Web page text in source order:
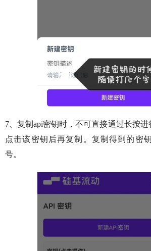
7、复制api密钥时，不可直接通过长按
点击该密钥后再复制。复制得到的密
号。